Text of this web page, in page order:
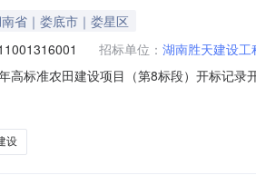
省｜娄底市｜娄星区
招标单位： 湖南胜天建设工
高标准农田建设项目（第8标段）开标记
;保证金金额:0.00元,投标文件递交时间
设